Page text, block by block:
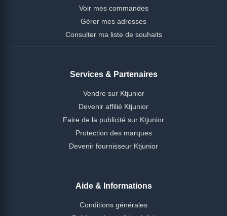
Voir mes commandes
Gérer mes adresses
Consulter ma liste de souhaits
Services & Partenaires
Vendre sur Ktjunior
Devenir affilié Ktjunior
Faire de la publicité sur Ktjunior
Protection des marques
Devenir fournisseur Ktjunior
Aide & Informations
Conditions générales